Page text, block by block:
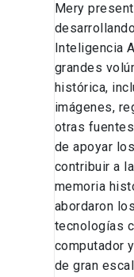
Mery
Inteligencia
grandes
histórica,
imágenes,
otras
de apoyar
contribuir a
memoria
abordaron
tecnologías
computador
de gran